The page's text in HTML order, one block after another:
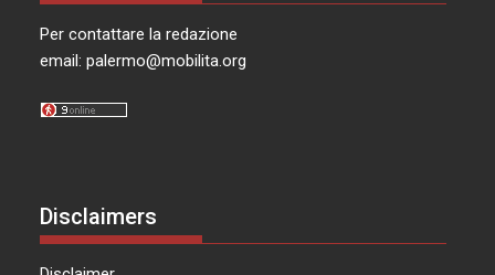
Per contattare la redazione
email:palermo@mobilita.org
Disclaimers